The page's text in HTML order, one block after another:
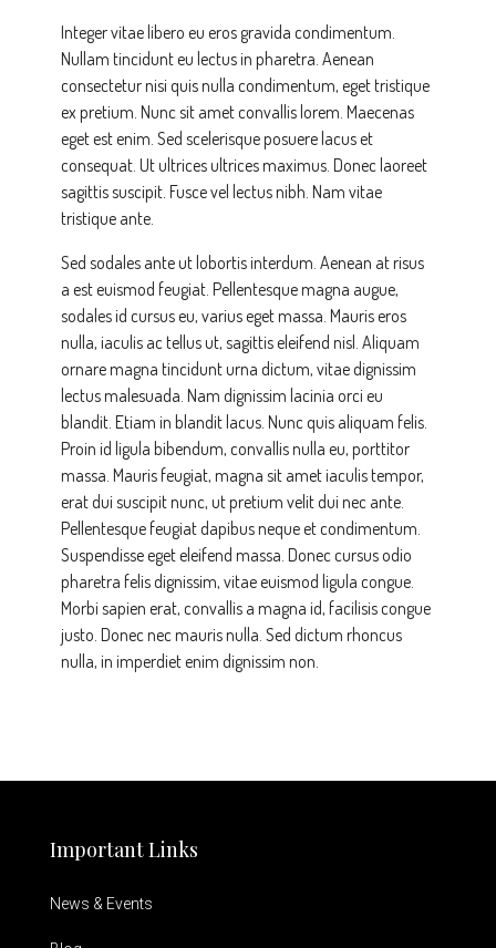
Integer vitae libero eu eros gravida condimentum.
Nullam tincidunt eu lectus in pharetra. Aenean
consectetur nisi quis nulla condimentum, eget tristique
ex pretium. Nunc sit amet convallis lorem. Maecenas
eget est enim. Sed scelerisque posuere lacus et
consequat. Ut ultrices ultrices maximus. Donec laoreet
sagittis suscipit. Fusce vel lectus nibh. Nam vitae
tristique ante.
Sed sodales ante ut lobortis interdum. Aenean at risus
a est euismod feugiat. Pellentesque magna augue,
sodales id cursus eu, varius eget massa. Mauris eros
nulla, iaculis ac tellus ut, sagittis eleifend nisl. Aliquam
ornare magna tincidunt urna dictum, vitae dignissim
lectus malesuada. Nam dignissim lacinia orci eu
blandit. Etiam in blandit lacus. Nunc quis aliquam felis.
Proin id ligula bibendum, convallis nulla eu, porttitor
massa. Mauris feugiat, magna sit amet iaculis tempor,
erat dui suscipit nunc, ut pretium velit dui nec ante.
Pellentesque feugiat dapibus neque et condimentum.
Suspendisse eget eleifend massa. Donec cursus odio
pharetra felis dignissim, vitae euismod ligula congue.
Morbi sapien erat, convallis a magna id, facilisis congue
justo. Donec nec mauris nulla. Sed dictum rhoncus
nulla, in imperdiet enim dignissim non.
Important Links
News & Events